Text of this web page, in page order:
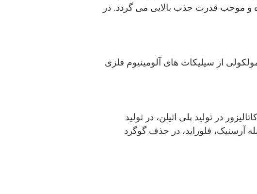
و موجب قدرت جذب بالایی می گردد. در
از سیلیکات های آلومینیوم فلزی
در تولید پلی اتیلن، در تولید
آرسنیک، فلوراید، در حذف گوگرد